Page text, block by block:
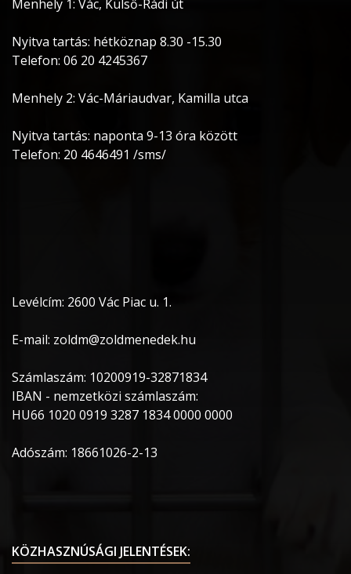
Menhely 1: Vác, Külső-Rádi út
Nyitva tartás: hétköznap 8.30 -15.30
Telefon: 06 20 4245367
Menhely 2: Vác-Máriaudvar, Kamilla utca
Nyitva tartás: naponta 9-13 óra között
Telefon: 20 4646491 /sms/
Levélcím: 2600 Vác Piac u. 1.
E-mail: zoldm@zoldmenedek.hu
Számlaszám: 10200919-32871834
IBAN - nemzetközi számlaszám:
HU66 1020 0919 3287 1834 0000 0000
Adószám: 18661026-2-13
KÖZHASZNÚSÁGI JELENTÉSEK: